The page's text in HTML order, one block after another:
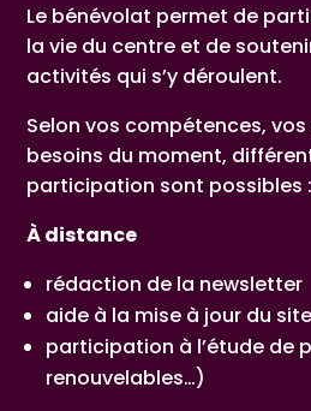
Le bénévolat permet de
la vie du centre et de
activités qui s’y déroulent.
Selon vos compétences, vos
besoins du moment,
participation sont possibles :
À distance
rédaction de la newsletter
aide à la mise à jour du
participation à l’étude de
renouvelables…)